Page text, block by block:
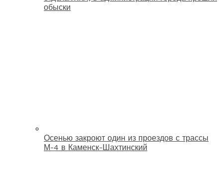
обыски
Осенью закроют один из проездов с трассы
М-4 в Каменск-Шахтинский